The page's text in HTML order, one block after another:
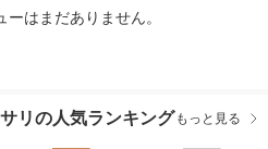
はまだありません。
リの人気ランキング もっと見る